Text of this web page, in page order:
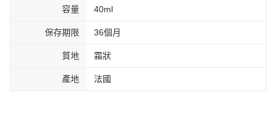
容量 40ml
保存期限 36個月
質地 霜狀
產地 法國